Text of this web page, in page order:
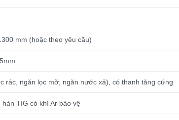
mm (hoặc theo yêu cầu)
rác, ngăn lọc mỡ, ngăn nước xả), có thanh tăng cứng
hàn TIG có khí Ar bảo vệ